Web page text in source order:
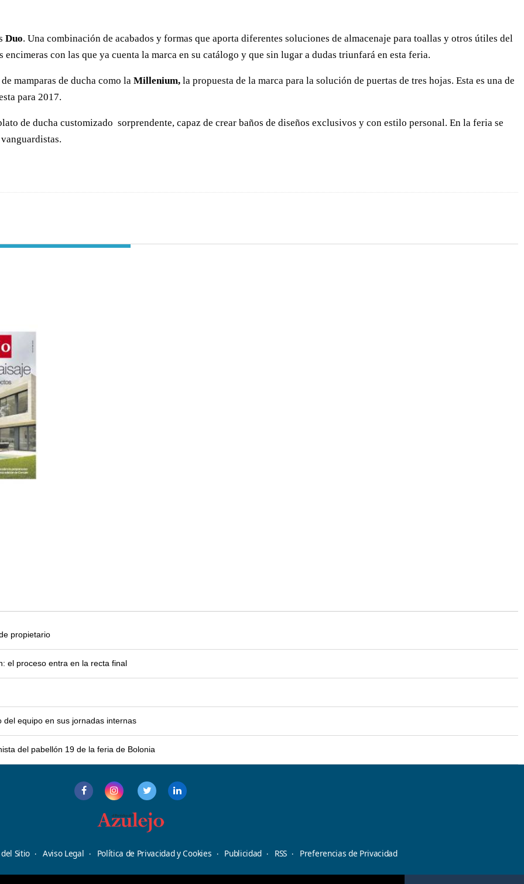
Duo. Una combinación de acabados y formas que aporta diferentes soluciones de almacenaje para toallas y otros útiles del
con las que ya cuenta la marca en su catálogo y que sin lugar a dudas triunfará en esta feria.
mamparas de ducha como la Millenium, la propuesta de la marca para la solución de puertas de tres hojas. Esta es una de
para 2017.
de ducha customizado sorprendente, capaz de crear baños de diseños exclusivos y con estilo personal. En la feria se
propietario
el proceso entra en la recta final
equipo en sus jornadas internas
del pabellón 19 de la feria de Bolonia
Sitio Aviso Legal Política de Privacidad y Cookies Publicidad RSS Preferencias de Privacidad